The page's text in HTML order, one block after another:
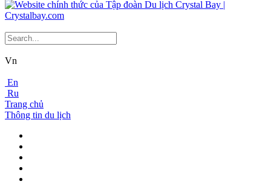
Vn
En
Ru
Trang chủ
Thông tin du lịch